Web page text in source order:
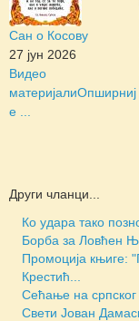
Сан о Косову
27 јун 2026
Видео
материјалиОпширниј
е ...
Други чланци...
Ко удара тако
Борба за Ловћен
Промоција књиге:
Крестић...
Сећање на српског
Свети Јован